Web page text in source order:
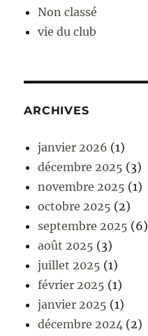
Non classé
vie du club
ARCHIVES
janvier 2026 (1)
décembre 2025 (3)
novembre 2025 (1)
octobre 2025 (2)
septembre 2025 (6)
août 2025 (3)
juillet 2025 (1)
février 2025 (1)
janvier 2025 (1)
décembre 2024 (2)